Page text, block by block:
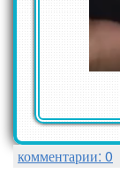
комментарии: 0